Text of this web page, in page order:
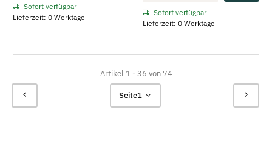
Sofort verfügbar
Lieferzeit: 0 Werktage
Sofort verfügbar
Lieferzeit: 0 Werktage
Artikel 1 - 36 von 74
Seite1